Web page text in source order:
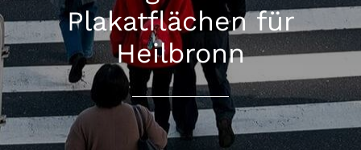
Plakatflächen für
Heilbronn